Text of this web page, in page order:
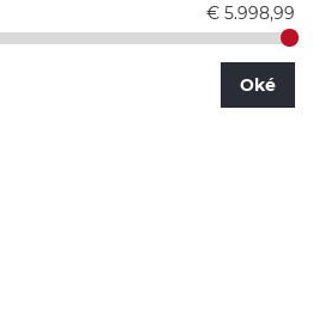
€ 5.998,99
Oké